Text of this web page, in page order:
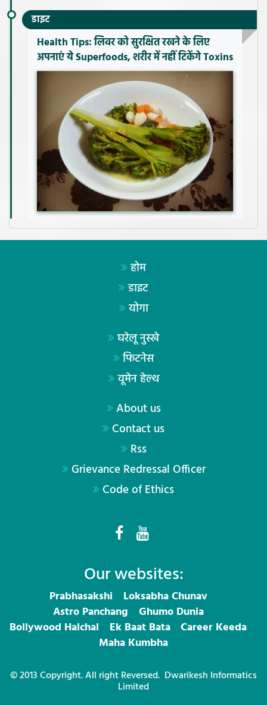
डाइट
Health Tips: लिवर को सुरक्षित रखने के लिए
अपनाएं ये Superfoods, शरीर में नहीं टिकेंगे Toxins
होम
डाइट
योगा
घरेलू नुस्खे
फिटनेस
वूमेन हेल्थ
About us
Contact us
Rss
Grievance Redressal Officer
Code of Ethics
Our websites:
Prabhasakshi
Loksabha Chunav
Astro Panchang
Ghumo Dunia
Bollywood Halchal
Ek Baat Bata
Career Keeda
Maha Kumbha
© 2013 Copyright. All right Reversed. Dwarikesh Informatics
Limited